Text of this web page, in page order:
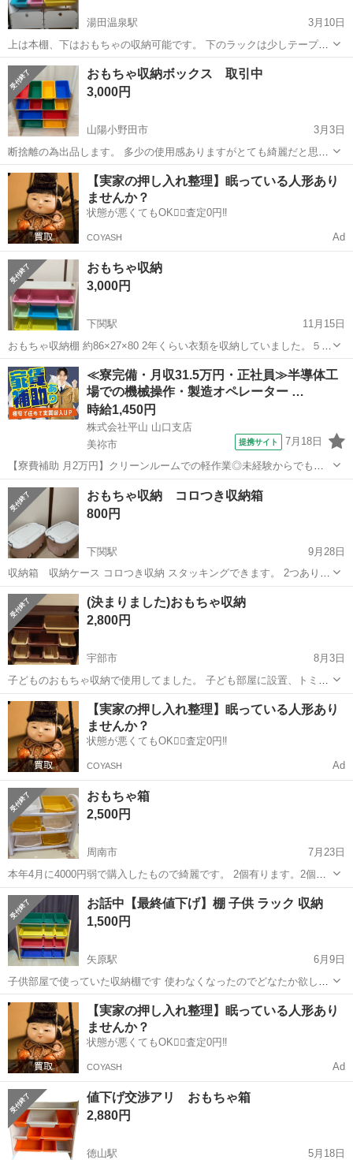
湯田温泉駅
3月10日
上は本棚、下はおもちゃの収納可能です。 下のラックは少しテープを
剥がした跡がついています。 よろしくお願いします。
山口 山口市 湯田温泉駅 収納家具 テープ
おもちゃ収納ボックス 取引中
3,000円
山陽小野田市
3月3日
断捨離の為出品します。 多少の使用感ありますがとても綺麗だと思い
ます。 バラして保管してますので組み立てはご自身で行なって下さ
山口 山陽小野田市 収納家具 ボックス
【実家の押し入れ整理】眠っている人形あり
ませんか？
状態が悪くてもOK🙆‍♀️査定0円‼️
COYASH Ad
おもちゃ収納
3,000円
下関駅
11月15日
おもちゃ収納棚 約86×27×80 2年くらい衣類を収納していました。５枚
目の写真のような足の部分にスレはありますが、他は美品です。とは
いえ、中古品ですのでご理解頂き購入お願いいたします。
山口 下関市 下関駅 収納家具 衣類
≪寮完備・月収31.5万円・正社員≫半導体工
場での機械操作・製造オペレーター …
時給1,450円
株式会社平山 山口支店
美祢市
提携サイト 7月18日
【寮費補助 月2万円】クリーンルームでの軽作業◎未経験からでも月
収31万円可能★／空調完備×重量物無し！★20～40代男性活躍中★ デ
ジタル部品の製造／重量物もありません！ 【業務内容】 小型電子部品
の製造をお任せします。...
山口 美祢市 その他
おもちゃ収納 コロつき収納箱
800円
下関駅
9月28日
収納箱 収納ケース コロつき収納 スタッキングできます。 2つありま
す。2つセットの値段です。 サイズ 約57×38×30 目立った汚れ、破れ
ないですが中古品ご理解頂き購入お願いいたします。
山口 下関市 下関駅 収納家具 スタッキング
(決まりました)おもちゃ収納
2,800円
宇部市
8月3日
子どものおもちゃ収納で使用してました。 子ども部屋に設置、トミカ
やプラレール等を収納していたため、それにともなうスレ、傷はあり
ます。 ご理解の上ご購入ください。 サイズ 幅83cm 奥行28cm 高
80cm ・上段は...
山口 宇部市 収納家具 子ども
【実家の押し入れ整理】眠っている人形あり
ませんか？
状態が悪くてもOK🙆‍♀️査定0円‼️
COYASH Ad
おもちゃ箱
2,500円
周南市
7月23日
本年4月に4000円弱で購入したもので綺麗です。 2個有ります。2個セ
ットで購入頂ければ、4500円とさせていただきます。事業所閉鎖で不
要になったものです。 取りに来てくださる方、よろしくお願いしま
す。
山口 周南市 収納家具 よろしくお願いします
お話中【最終値下げ】棚 子供 ラック 収納
1,500円
矢原駅
6月9日
子供部屋で使っていた収納棚です 使わなくなったのでどなたか欲しい
方貰ってください 赤のケースがの角に少しヒビが入ってます テープで
止めて使っていました 仕事の時間が不規則な為、 引き取り時間は要相
談でお願いします プラス料...
山口 山口市 矢原駅 収納家具 ラック
【実家の押し入れ整理】眠っている人形あり
ませんか？
状態が悪くてもOK🙆‍♀️査定0円‼️
COYASH Ad
値下げ交渉アリ おもちゃ箱
2,880円
徳山駅 5月18日